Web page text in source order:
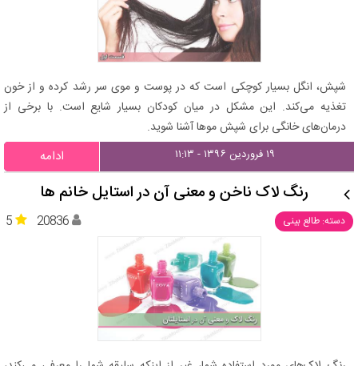
شپش، انگل بسیار کوچکی است که در پوست و موی سر رشد کرده و از خون
تغذیه می‌کند. این مشکل در میان کودکان بسیار شایع است. با برخی از
درمان‌های خانگی برای شپش موها آشنا شوید.
۱۹ فروردین ۱۳۹۶ - ۱۱:۱۳ ادامه
رنگ لاک ناخن و معنی آن در استایل خانم ها
دسته: طالع بینی 5 20836